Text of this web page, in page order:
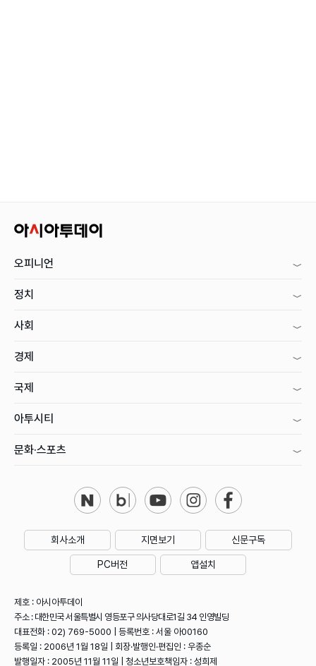
오피니언
정치
사회
경제
국제
아투시티
문화·스포츠
회사소개 지면보기 신문구독
PC버전 앱설치
제호 : 아시아투데이
주소 : 대한민국 서울특별시 영등포구 의사당대로1길 34 인영빌딩
대표전화 : 02) 769-5000 | 등록번호 : 서울 아00160
등록일 : 2006년 1월 18일 | 회장·발행인·편집인 : 우종순
발행일자 : 2005년 11월 11일 | 청소년보호책임자 : 성희제